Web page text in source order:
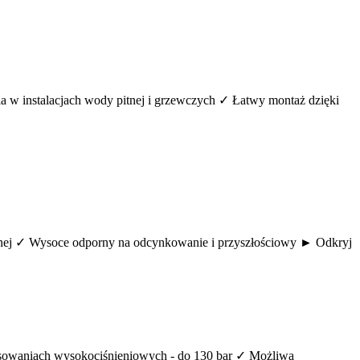
w instalacjach wody pitnej i grzewczych ✓ Łatwy montaż dzięki
✓ Wysoce odporny na odcynkowanie i przyszłościowy ► Odkryj
wysokociśnieniowych - do 130 bar ✓ Możliwa